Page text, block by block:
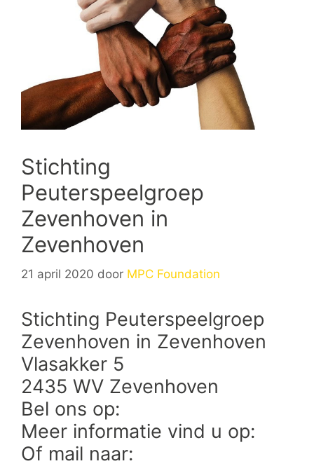
Stichting
Peuterspeelgroep
Zevenhoven in
Zevenhoven
21 april 2020 door MPC Foundation
Stichting Peuterspeelgroep
Zevenhoven in Zevenhoven
Vlasakker 5
2435 WV Zevenhoven
Bel ons op:
Meer informatie vind u op:
Of mail naar: